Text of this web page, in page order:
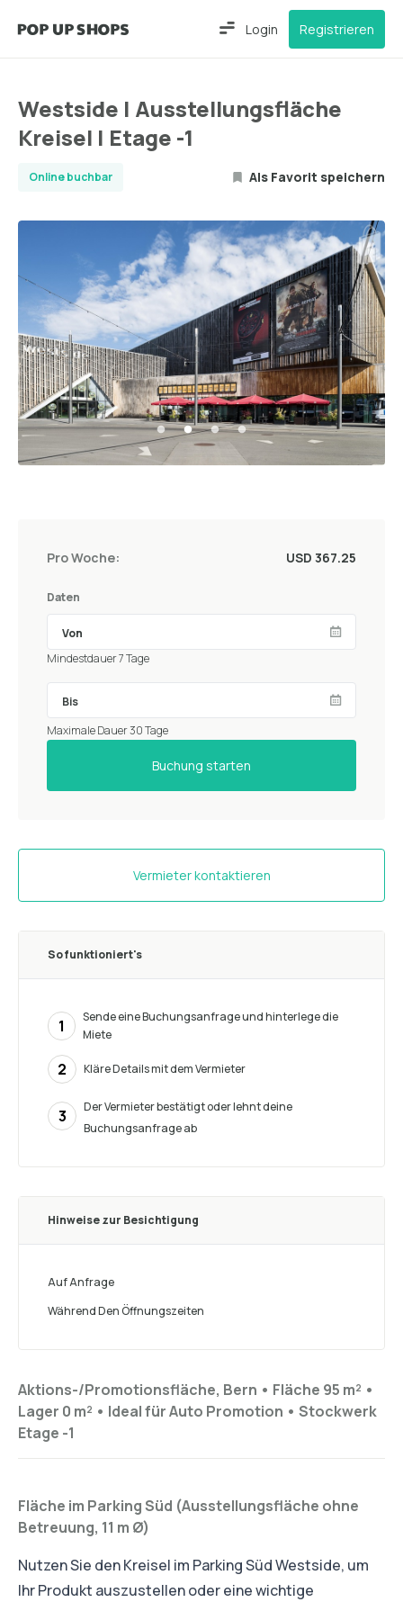
Login Registrieren
Westside | Ausstellungsfläche
Kreisel | Etage -1
Online buchbar Als Favorit speichern
Aktions-/Promotionsfläche, Bern • Fläche 95 m² •
Lager 0 m² • Ideal fürAuto Promotion • Stockwerk
Etage -1
Fläche im Parking Süd (Ausstellungsfläche ohne
Betreuung, 11 m Ø)
Nutzen Sie den Kreisel im Parking Süd Westside, um
Ihr Produkt auszustellen oder eine wichtige
Pro Woche: USD 367.25
Daten
Mindestdauer 7 Tage
Maximale Dauer 30 Tage
Buchung starten
Vermieter kontaktieren
So funktioniert's
1
Sende eine Buchungsanfrage und hinterlege die
Miete
2 Kläre Details mit dem Vermieter
3
Der Vermieter bestätigt oder lehnt deine
Buchungsanfrage ab
Hinweise zur Besichtigung
Auf Anfrage
Während Den Öffnungszeiten